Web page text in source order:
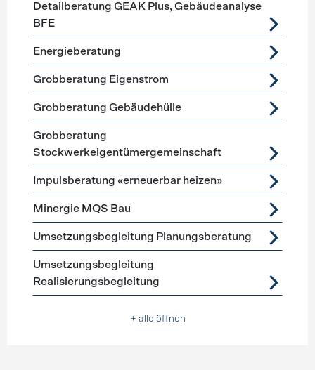
Detailberatung GEAK Plus, Gebäudeanalyse
BFE
Energieberatung
Grobberatung Eigenstrom
Grobberatung Gebäudehülle
Grobberatung
Stockwerkeigentümergemeinschaft
Impulsberatung «erneuerbar heizen»
Minergie MQS Bau
Umsetzungsbegleitung Planungsberatung
Umsetzungsbegleitung
Realisierungsbegleitung
+ alle öffnen